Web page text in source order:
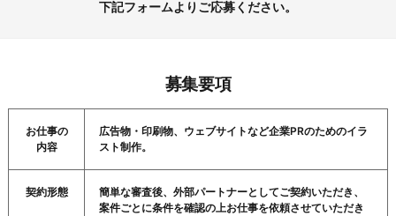
下記フォームよりご応募ください。
募集要項
お仕事の
内容
広告物・印刷物、ウェブサイトなど企業PRのためのイラ
スト制作。
契約形態
簡単な審査後、外部パートナーとしてご契約いただき、
案件ごとに条件を確認の上お仕事を依頼させていただき